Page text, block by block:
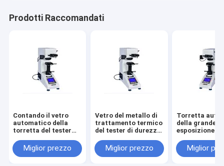
Prodotti Raccomandati
Contando il vetro
automatico della
torretta del tester
Vickers di Digital
dell'esposizione
Miglior prezzo
Vetro del metallo di
trattamento termico
del tester di durezza
ceramico
Miglior prezzo
Torretta
della grande
esposizione
Vickers di
HV0.5 del
Miglior